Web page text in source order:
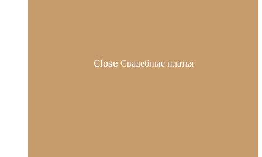
Close Свадебные платья